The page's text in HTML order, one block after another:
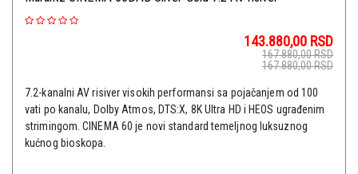
143.880,00 RSD
167.880,00RSD
167.880,00RSD
7.2-kanalni AV risiver visokih performansi sa pojačanjem od 100
vati po kanalu, Dolby Atmos, DTS:X, 8K Ultra HD i HEOS ugrađenim
strimingom. CINEMA 60 je novi standard temeljnog luksuznog
kućnog bioskopa.